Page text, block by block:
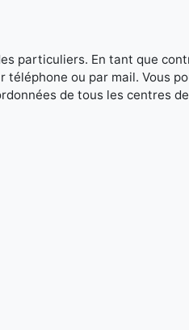
particuliers. En tant que
ou par mail. Vous
de tous les centres